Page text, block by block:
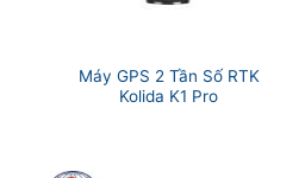
Máy GPS 2 Tần Số RTK
Kolida K1 Pro